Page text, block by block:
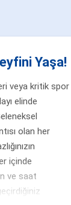
Yaşa!
veya kritik spor
elinde
olan her
içinde
ve saat